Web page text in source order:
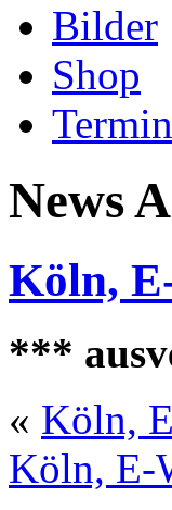
Bilder
Shop
News
Köln,
***
« Köln,
Köln, E-